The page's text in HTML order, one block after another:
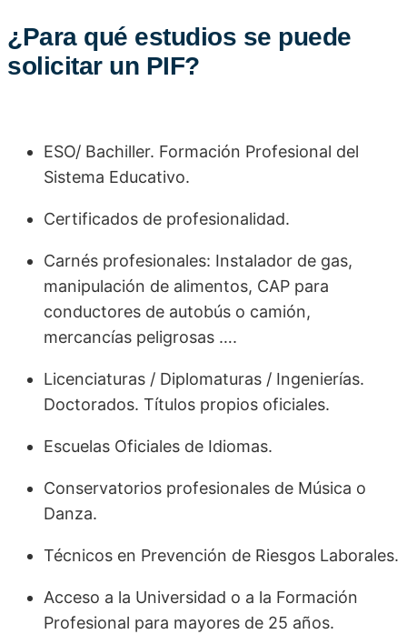
¿Para qué estudios se puede
solicitar un PIF?
ESO/ Bachiller. Formación Profesional del
Sistema Educativo.
Certificados de profesionalidad.
Carnés profesionales: Instalador de gas,
manipulación de alimentos, CAP para
conductores de autobús o camión,
mercancías peligrosas ….
Licenciaturas / Diplomaturas / Ingenierías.
Doctorados. Títulos propios oficiales.
Escuelas Oficiales de Idiomas.
Conservatorios profesionales de Música o
Danza.
Técnicos en Prevención de Riesgos Laborales.
Acceso a la Universidad o a la Formación
Profesional para mayores de 25 años.